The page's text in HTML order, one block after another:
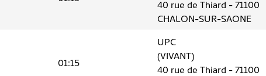
40 rue de Thiard - 71100
CHALON-SUR-SAONE
01:15
UPC
(VIVANT)
40 rue de Thiard - 71100